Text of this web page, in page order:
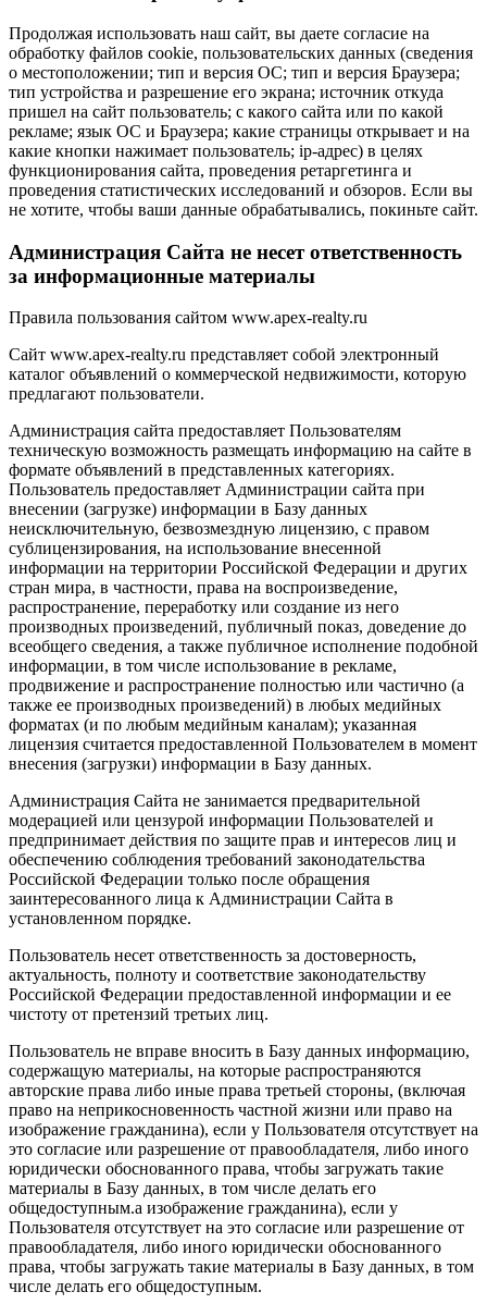
Продолжая использовать наш сайт, вы даете согласие на
обработку файлов cookie, пользовательских данных (сведения
о местоположении; тип и версия ОС; тип и версия Браузера;
тип устройства и разрешение его экрана; источник откуда
пришел на сайт пользователь; с какого сайта или по какой
рекламе; язык ОС и Браузера; какие страницы открывает и на
какие кнопки нажимает пользователь; ip-адрес) в целях
функционирования сайта, проведения ретаргетинга и
проведения статистических исследований и обзоров. Если вы
не хотите, чтобы ваши данные обрабатывались, покиньте сайт.
Администрация Сайта не несет ответственность
за информационные материалы
Правила пользования сайтом www.apex-realty.ru
Сайт www.apex-realty.ru представляет собой электронный
каталог объявлений о коммерческой недвижимости, которую
предлагают пользователи.
Администрация сайта предоставляет Пользователям
техническую возможность размещать информацию на сайте в
формате объявлений в представленных категориях.
Пользователь предоставляет Администрации сайта при
внесении (загрузке) информации в Базу данных
неисключительную, безвозмездную лицензию, с правом
сублицензирования, на использование внесенной
информации на территории Российской Федерации и других
стран мира, в частности, права на воспроизведение,
распространение, переработку или создание из него
производных произведений, публичный показ, доведение до
всеобщего сведения, а также публичное исполнение подобной
информации, в том числе использование в рекламе,
продвижение и распространение полностью или частично (а
также ее производных произведений) в любых медийных
форматах (и по любым медийным каналам); указанная
лицензия считается предоставленной Пользователем в момент
внесения (загрузки) информации в Базу данных.
Администрация Сайта не занимается предварительной
модерацией или цензурой информации Пользователей и
предпринимает действия по защите прав и интересов лиц и
обеспечению соблюдения требований законодательства
Российской Федерации только после обращения
заинтересованного лица к Администрации Сайта в
установленном порядке.
Пользователь несет ответственность за достоверность,
актуальность, полноту и соответствие законодательству
Российской Федерации предоставленной информации и ее
чистоту от претензий третьих лиц.
Пользователь не вправе вносить в Базу данных информацию,
содержащую материалы, на которые распространяются
авторские права либо иные права третьей стороны, (включая
право на неприкосновенность частной жизни или право на
изображение гражданина), если у Пользователя отсутствует на
это согласие или разрешение от правообладателя, либо иного
юридически обоснованного права, чтобы загружать такие
материалы в Базу данных, в том числе делать его
общедоступным.а изображение гражданина), если у
Пользователя отсутствует на это согласие или разрешение от
правообладателя, либо иного юридически обоснованного
права, чтобы загружать такие материалы в Базу данных, в том
числе делать его общедоступным.